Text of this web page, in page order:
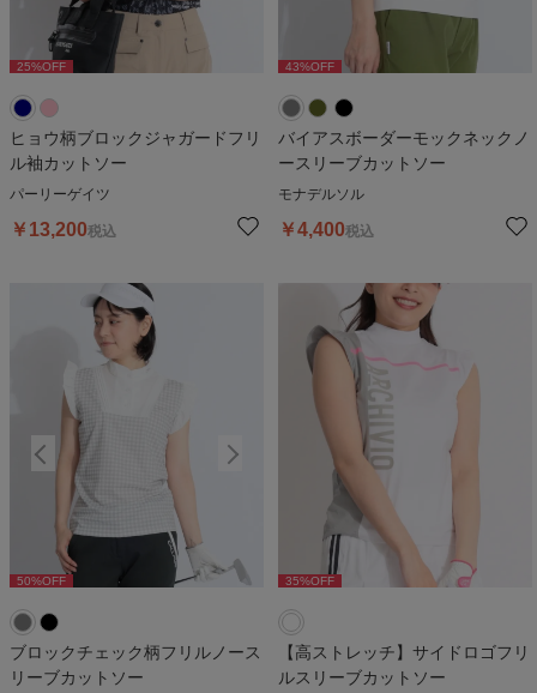
25%OFF %OFF
ヒョウ柄ブロックジャガードフリ
ル袖カットソー
パーリーゲイツ
￥ 13,200税込
43%OFF 43%OFF
バイアスボーダーモックネックノ
ースリーブカットソー
モナデルソル
￥4,400税込
50%OFF %OFF
ブロックチェック柄フリルノース
リーブカットソー
35%OFF
【高ストレッチ】サイドロゴフリ
ルスリーブカットソー